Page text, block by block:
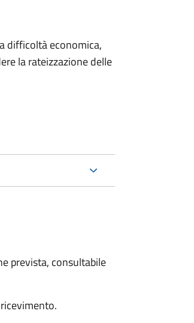
difficoltà economica,
la rateizzazione delle
prevista, consultabile